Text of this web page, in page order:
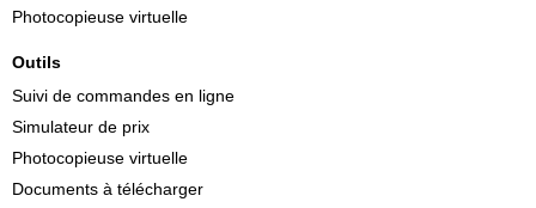
Photocopieuse virtuelle
Outils
Suivi de commandes en ligne
Simulateur de prix
Photocopieuse virtuelle
Documents à télécharger